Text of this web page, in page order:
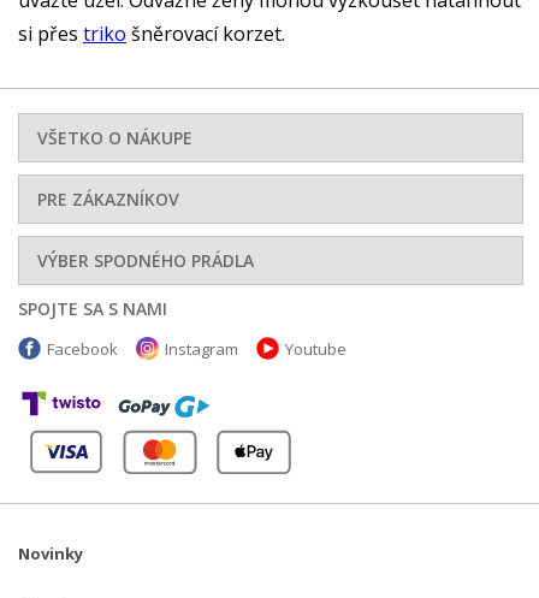
si přes triko šněrovací korzet.
VŠETKO O NÁKUPE
PRE ZÁKAZNÍKOV
VÝBER SPODNÉHO PRÁDLA
SPOJTE SA S NAMI
Facebook Instagram Youtube
Novinky